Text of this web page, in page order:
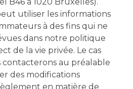
utiliser les informations
à des fins qui ne
dans notre politique
de la vie privée. Le cas
contacterons au préalable
des modifications
en matière de